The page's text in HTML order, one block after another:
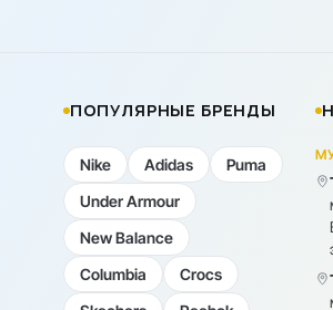
ПОПУЛЯРНЫЕ БРЕНДЫ
Nike Adidas
Puma
Under Armour
New Balance
Columbia
Crocs